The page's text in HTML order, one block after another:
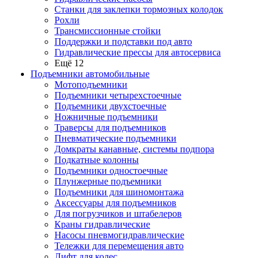
Cтанки для заклепки тормозных колодок
Рохли
Трансмиссионные стойки
Поддержки и подставки под авто
Гидравлические прессы для автосервиса
Ещё 12
Подъемники автомобильные
Мотоподъемники
Подъемники четырехстоечные
Подъемники двухстоечные
Ножничные подъемники
Траверсы для подъемников
Пневматические подъемники
Домкраты канавные, системы подпора
Подкатные колонны
Подъемники одностоечные
Плунжерные подъемники
Подъемники для шиномонтажа
Аксессуары для подъемников
Для погрузчиков и штабелеров
Краны гидравлические
Насосы пневмогидравлические
Тележки для перемещения авто